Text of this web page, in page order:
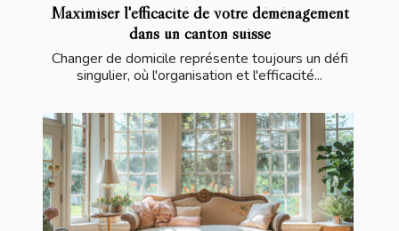
Maximiser l'efficacité de votre déménagement
dans un canton suisse
Changer de domicile représente toujours un défi
singulier, où l'organisation et l'efficacité...